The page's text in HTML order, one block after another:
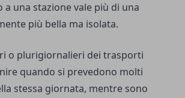
a una stazione vale più di una
più bella ma isolata.
o plurigiornalieri dei trasporti
quando si prevedono molti
stessa giornata, mentre sono